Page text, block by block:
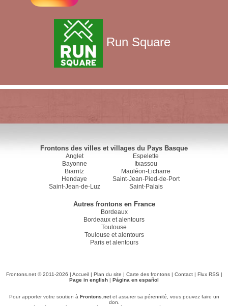
Run Square
Frontons des villes et villages du Pays Basque
Anglet
Bayonne
Biarritz
Hendaye
Saint-Jean-de-Luz
Espelette
Itxassou
Mauléon-Licharre
Saint-Jean-Pied-de-Port
Saint-Palais
Autres frontons en France
Bordeaux
Bordeaux et alentours
Toulouse
Toulouse et alentours
Paris et alentours
Frontons.net © 2011-2026 | Accueil| Plan du site | Carte des frontons| Contact| Flux RSS |
Page in english | Página en español
Pour apporter votre soutien à Frontons.netet assurer sa pérennité, vous pouvez faire un
don.